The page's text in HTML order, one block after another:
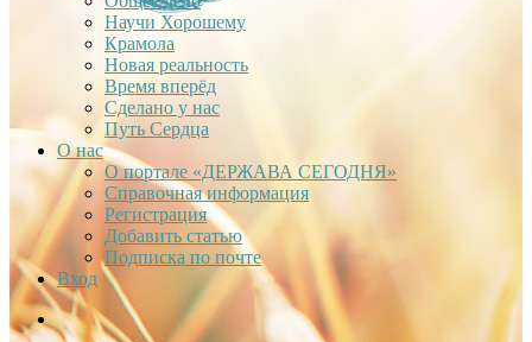
Научи Хорошему
Крамола
Новая реальность
Время вперёд
Сделано у нас
Путь Сердца
О нас
О портале «ДЕРЖАВА СЕГОДНЯ»
Справочная информация
Регистрация
Добавить статью
Подписка по почте
Вход